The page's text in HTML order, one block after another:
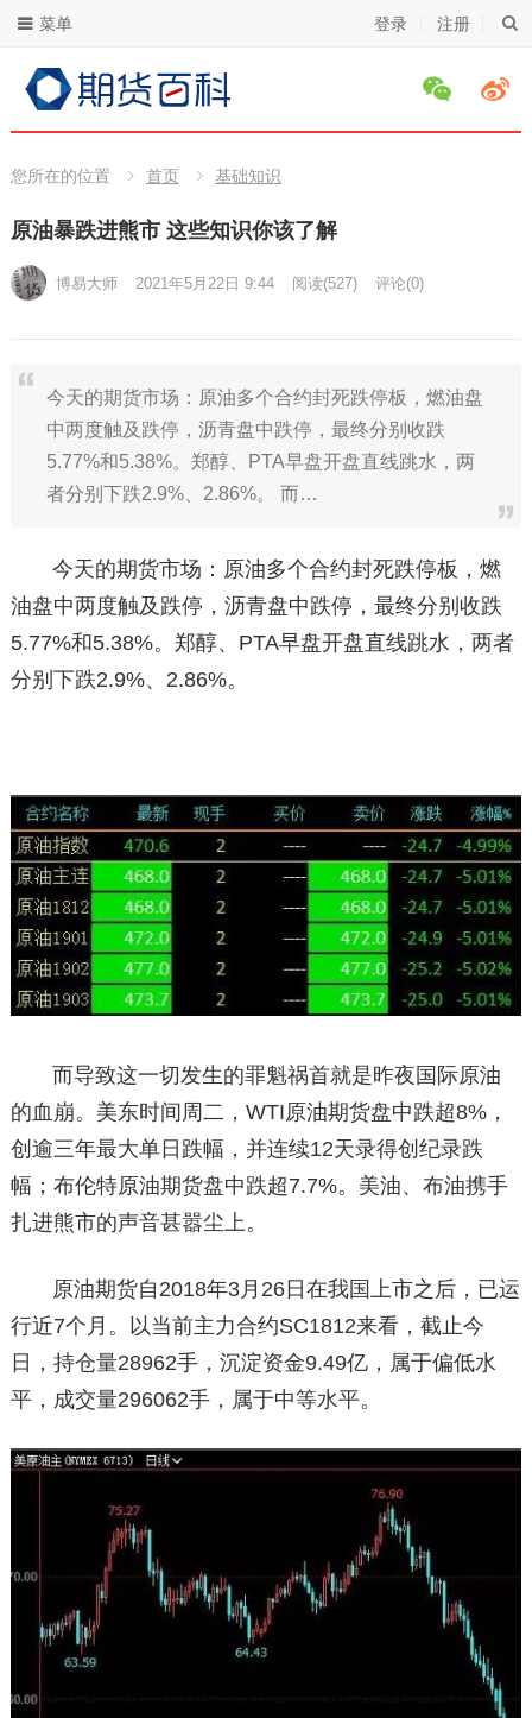
登录 注册
菜单
您所在的位置 首页 基础知识
原油暴跌进熊市 这些知识你该了解
博易大师 2021年5月22日 9:44 阅读(527) 评论(0)
今天的期货市场：原油多个合约封死跌停板，燃油盘
中两度触及跌停，沥青盘中跌停，最终分别收跌
5.77%和5.38%。郑醇、PTA早盘开盘直线跳水，两
者分别下跌2.9%、2.86%。 而…
今天的期货市场：原油多个合约封死跌停板，燃
油盘中两度触及跌停，沥青盘中跌停，最终分别收跌
5.77%和5.38%。郑醇、PTA早盘开盘直线跳水，两者
分别下跌2.9%、2.86%。
而导致这一切发生的罪魁祸首就是昨夜国际原油
的血崩。美东时间周二，WTI原油期货盘中跌超8%，
创逾三年最大单日跌幅，并连续12天录得创纪录跌
幅；布伦特原油期货盘中跌超7.7%。美油、布油携手
扎进熊市的声音甚嚣尘上。
原油期货自2018年3月26日在我国上市之后，已运
行近7个月。以当前主力合约SC1812来看，截止今
日，持仓量28962手，沉淀资金9.49亿，属于偏低水
平，成交量296062手，属于中等水平。